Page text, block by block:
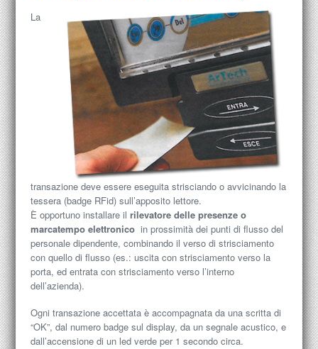
La
transazione deve essere eseguita strisciando o avvicinando la
tessera (badge RFid) sull’apposito lettore.
È opportuno installare il rilevatore delle presenze o
marcatempo elettronico in prossimità dei punti di flusso del
personale dipendente, combinando il verso di strisciamento
con quello di flusso (es.: uscita con strisciamento verso la
porta, ed entrata con strisciamento verso l’interno
dell’azienda).
Ogni transazione accettata è accompagnata da una scritta di
“OK”, dal numero badge sul display, da un segnale acustico, e
dall’accensione di un led verde per 1 secondo circa.